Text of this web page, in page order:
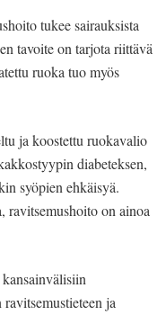
tukee sairauksista
tavoite on tarjota riittävä
ruoka tuo myös
ja koostettu ruokavalio
diabeteksen,
syöpien ehkäisyä.
ravitsemushoito on ainoa
ja